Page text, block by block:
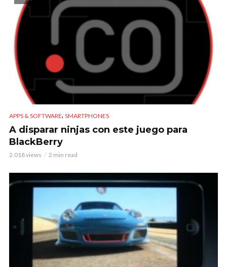
APPS & SOFTWARE, SMARTPHONES
A disparar ninjas con este juego para
BlackBerry
2.018 views 2 min read